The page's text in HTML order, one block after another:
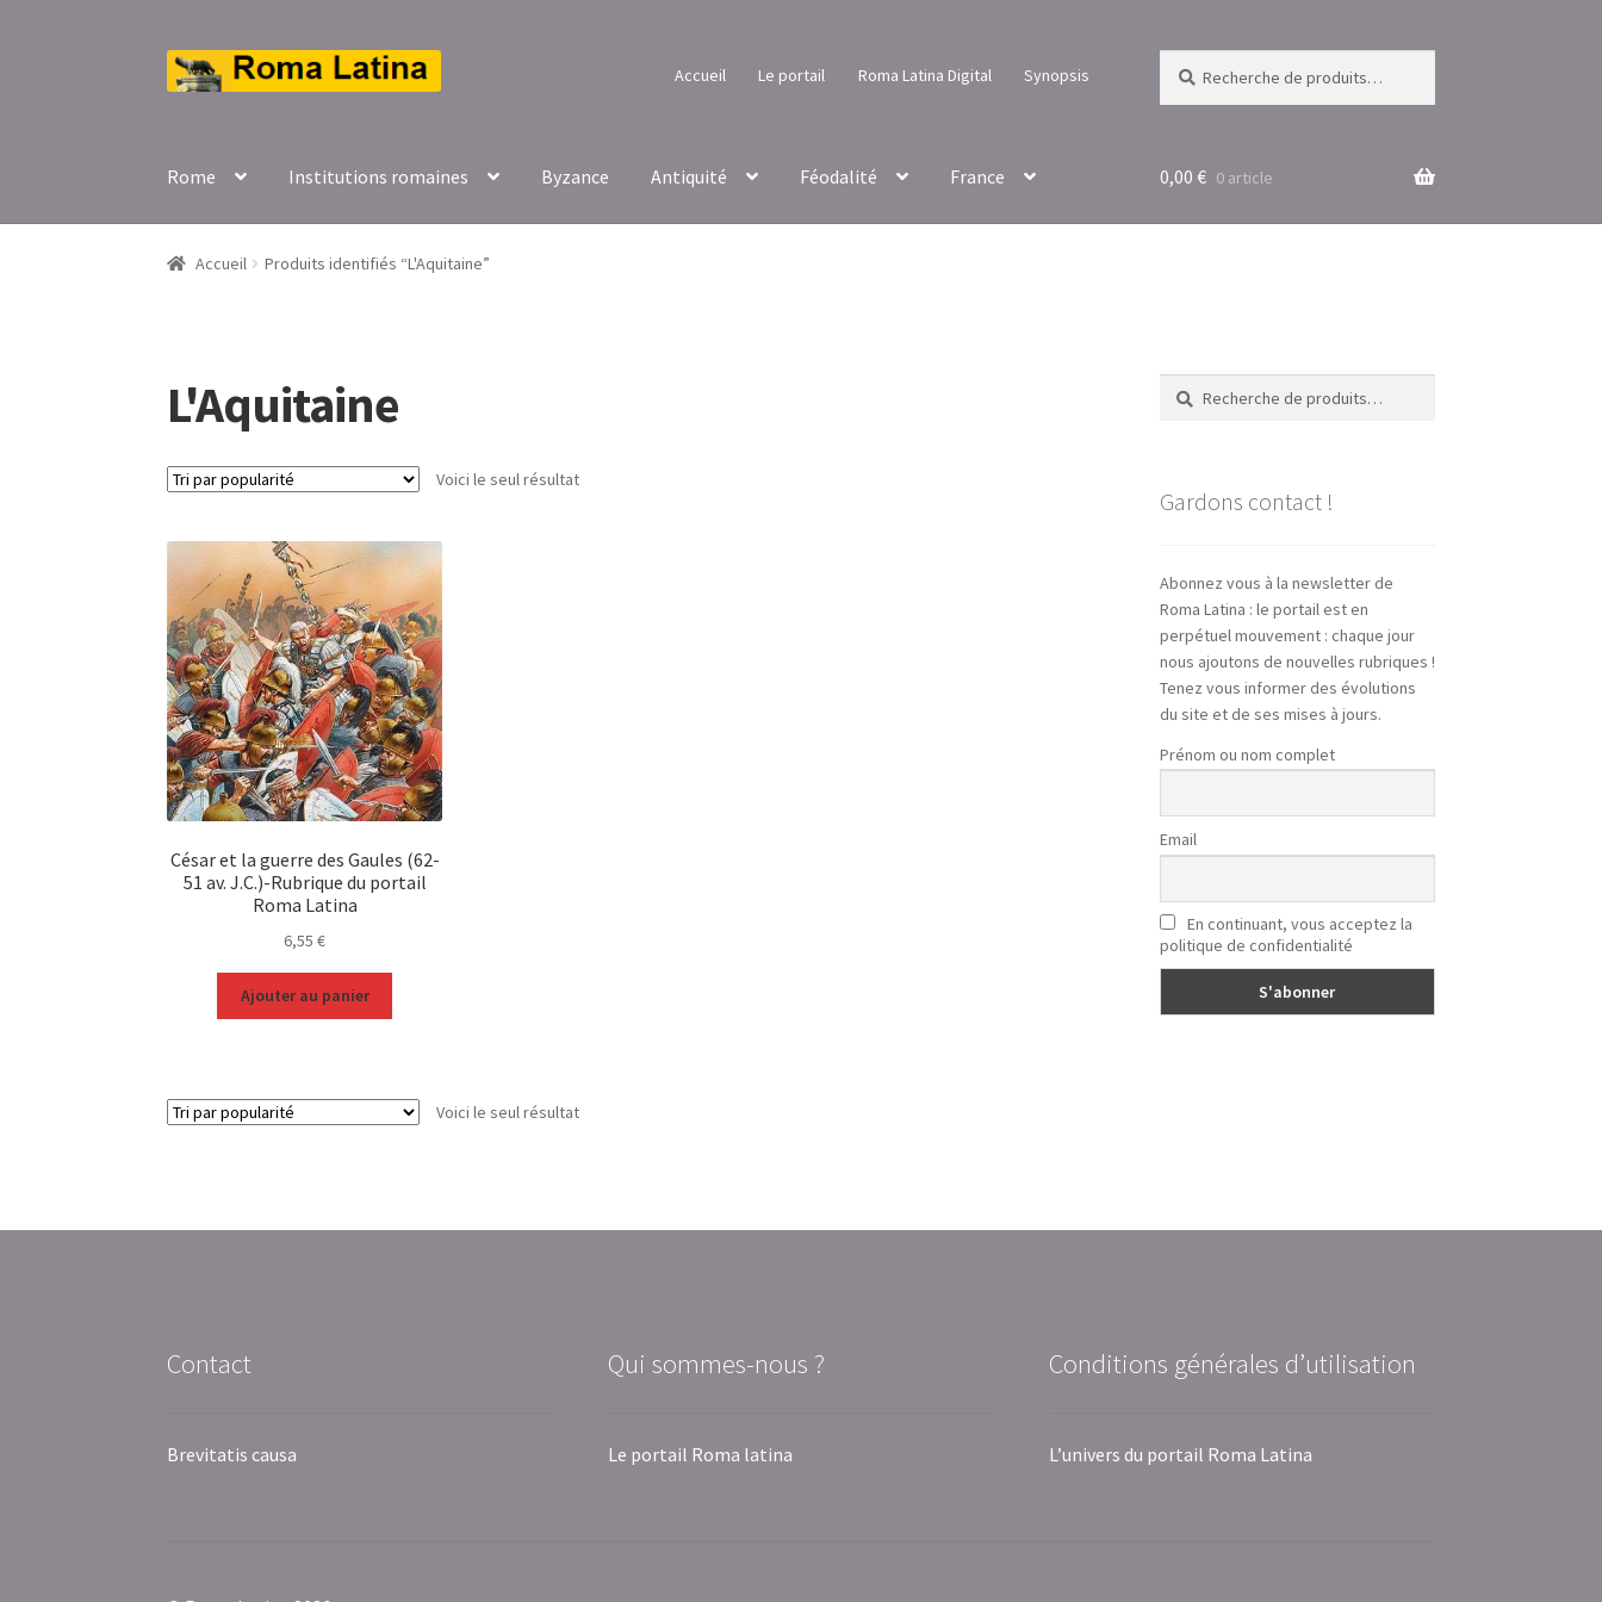
Aller
à
Aller
au
Accueil Le portail Roma Latina Digital Synopsis
pour :
Rome Institutions romaines Byzance Antiquité Féodalité France 0,00 € 0 article
Accueil Produits identifiés “L'Aquitaine”
L'Aquitaine
Voici le seul résultat
César et la guerre des Gaules (62-
51 av. J.C.)-Rubrique du portail
Roma Latina
6,55€
Ajouter au panier
Voici le seul résultat
Recherche
pour :
Recherche
Gardons contact !
Abonnez vous à la newsletter de
Roma Latina : le portail est en
perpétuel mouvement : chaque jour
nous ajoutons de nouvelles rubriques !
Tenez vous informer des évolutions
du site et de ses mises à jours.
Prénom ou nom complet
Email
En continuant, vous acceptez la
politique de confidentialité
Contact
Brevitatis causa
Qui sommes-nous ?
Le portail Roma latina
Conditions générales d’utilisation
L’univers du portail Roma Latina